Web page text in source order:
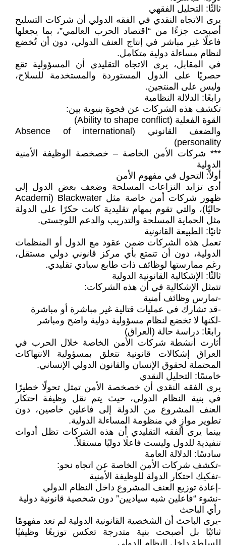
ثالثًا: التحليل الفقهي
يرى الاتجاه النقدي في الفقه الدولي أن شركات التسليح
أصبحت جزءًا من “اقتصاد الحرب العالمي”، بما يجعلها
فاعلًا غير مباشر في إنتاج العنف الدولي، دون أن تُخضع
لنظام مساءلة دولية متكامل.
في المقابل، يرى الاتجاه التقليدي أن المسؤولية تقع
حصريًا على الدول المستوردة والمستخدمة للسلاح،
وليس على المنتجين.
رابعًا: الدلالة النظامية
تكشف هذه الشركات عن فجوة بنيوية بين:
القوة الفعلية (Ability to shape conflict)
والضعف القانوني (Absence of international
personality)
*** شركات الأمن الخاصة – خصخصة الوظيفة الأمنية
الدولية
أولاً: التحول في مفهوم الأمن
أدى تزايد النزاعات المسلحة وضعف بعض الدول إلى
ظهور شركات أمن خاصة مثل Blackwater (Academi
حاليًا)، والتي تقوم بمهام تقليدية كانت حكرًا على الدولة
مثل الحماية المسلحة والتدريب والدعم اللوجستي.
ثانيًا: الطبيعة القانونية
تعمل هذه الشركات ضمن عقود مع الدول أو المنظمات
الدولية، دون أن تتمتع بأي مركز قانوني دولي مستقل،
رغم ممارستها لوظائف ذات طابع سيادي تقليدي.
ثالثًا: الإشكالية القانونية الدولية
تتمثل الإشكالية في أن هذه الشركات:
-تمارس وظائف أمنية
-قد تشارك في عمليات قتالية غير مباشرة أو مباشرة
-لكنها لا تخضع لنظام مسؤولية دولية واضح ومباشر
رابعًا: دراسة حالة (العراق)
أثارت أنشطة شركات الأمن الخاصة خلال الحرب في
العراق إشكالات قانونية تتعلق بمسؤولية الانتهاكات
المحتملة لحقوق الإنسان والقانون الدولي الإنساني.
خامسًا: التحليل النقدي
يرى الفقه النقدي أن خصخصة الأمن تمثل تحولًا خطيرًا
في بنية النظام الدولي، حيث يتم نقل وظيفة احتكار
العنف المشروع من الدولة إلى فاعلين خاصين، دون
تطوير موازٍ في منظومة المساءلة الدولية.
بينما يرى الفقه التقليدي أن هذه الشركات تظل أدوات
تنفيذية للدول وليست فاعلًا دوليًا مستقلاً.
سادسًا: الدلالة العامة
-تكشف شركات الأمن الخاصة عن اتجاه نحو:
-تفكيك احتكار الدولة للوظيفة الأمنية
-إعادة توزيع العنف المشروع داخل النظام الدولي
-نشوء “فاعلين شبه سياديين” دون شخصية قانونية دولية
رأي الباحث
-يرى الباحث أن الشخصية القانونية الدولية لم تعد مفهومًا
ثنائيًا بل أصبحت بنية متدرجة تعكس توزيعًا وظيفيًا